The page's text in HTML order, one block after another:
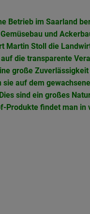
Betrieb im Saarland
und
Martin Stoll die
die transparente
große
auf dem
sind ein großes
Produkte findet man